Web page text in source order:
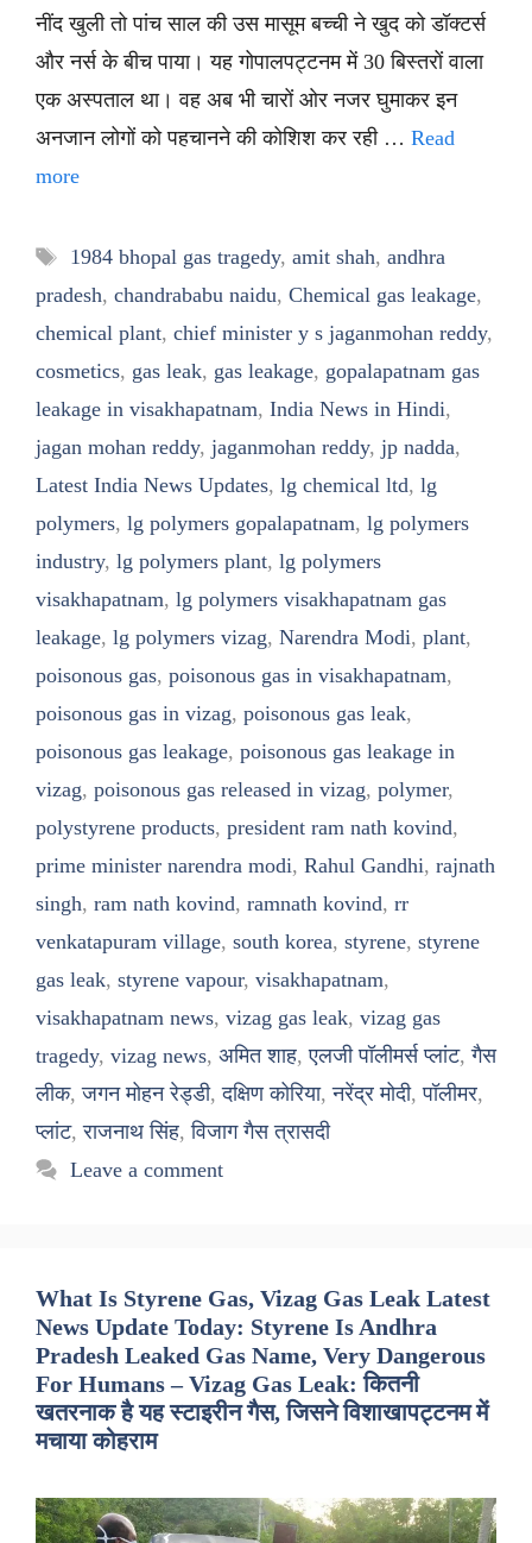
नींद खुली तो पांच साल की उस मासूम बच्ची ने खुद को डॉक्टर्स
और नर्स के बीच पाया। यह गोपालपट्टनम में 30 बिस्तरों वाला
एक अस्पताल था। वह अब भी चारों ओर नजर घुमाकर इन
अनजान लोगों को पहचानने की कोशिश कर रही … Read
more
Tags
1984 bhopal gas tragedy, amit shah, andhra
pradesh, chandrababu naidu, Chemical gas leakage,
chemical plant, chief minister y s jaganmohan reddy,
cosmetics, gas leak, gas leakage, gopalapatnam gas
leakage in visakhapatnam, India News in Hindi,
jagan mohan reddy, jaganmohan reddy, jp nadda,
Latest India News Updates, lg chemical ltd, lg
polymers, lg polymers gopalapatnam, lg polymers
industry, lg polymers plant, lg polymers
visakhapatnam, lg polymers visakhapatnam gas
leakage, lg polymers vizag, Narendra Modi, plant,
poisonous gas, poisonous gas in visakhapatnam,
poisonous gas in vizag, poisonous gas leak,
poisonous gas leakage, poisonous gas leakage in
vizag, poisonous gas released in vizag, polymer,
polystyrene products, president ram nath kovind,
prime minister narendra modi, Rahul Gandhi, rajnath
singh, ram nath kovind, ramnath kovind, rr
venkatapuram village, south korea, styrene, styrene
gas leak, styrene vapour, visakhapatnam,
visakhapatnam news, vizag gas leak, vizag gas
tragedy, vizag news, अमित शाह,एलजी पॉलीमर्स प्लांट,गैस
लीक,जगन मोहन रेड्डी,दक्षिण कोरिया,नरेंद्र मोदी,पॉलीमर,
प्लांट,राजनाथ सिंह,विजाग गैस त्रासदी
Leave a comment
What Is Styrene Gas, Vizag Gas Leak Latest
News Update Today: Styrene Is Andhra
Pradesh Leaked Gas Name, Very Dangerous
For Humans – Vizag Gas Leak: कितनी
खतरनाक है यह स्टाइरीन गैस, जिसने विशाखापट्टनम में
मचाया कोहराम